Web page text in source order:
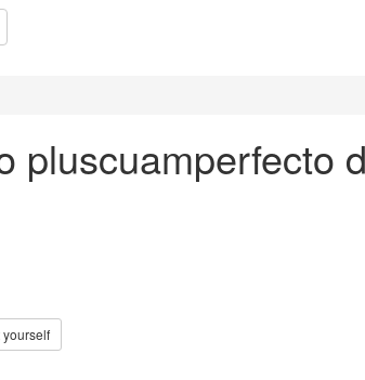
pluscuamperfecto
yourself